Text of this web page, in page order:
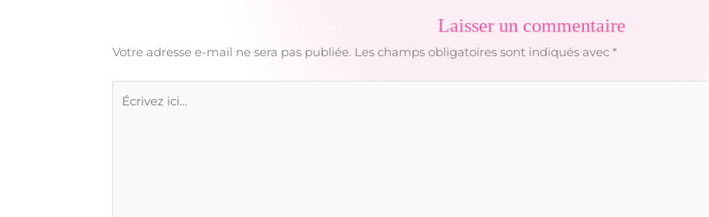
Laisser un commentaire
Votre adresse e-mail ne sera pas publiée. Les champs obligatoires sont indiqués avec *